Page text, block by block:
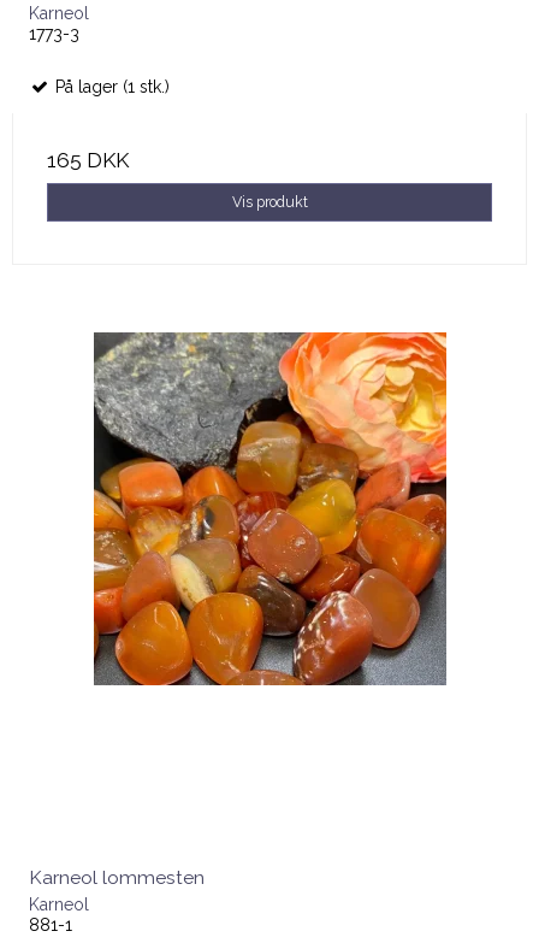
Karneol
1773-3
På lager (1 stk.)
165 DKK
Vis produkt
Karneol lommesten
Karneol
881-1